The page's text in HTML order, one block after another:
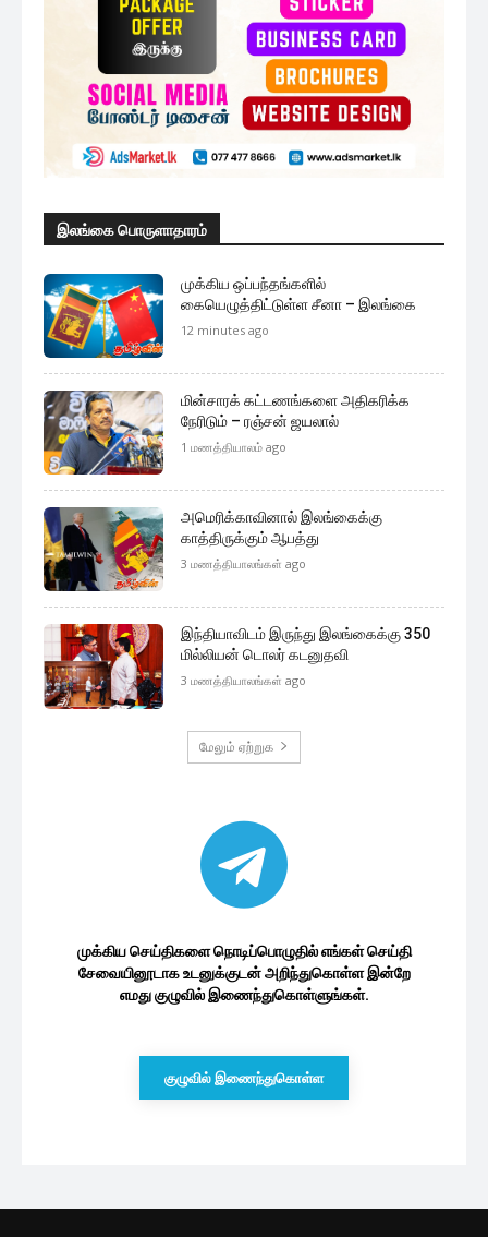
இலங்கை பொருளாதாரம்
முக்கிய ஒப்பந்தங்களில்
கையெழுத்திட்டுள்ள சீனா – இலங்கை
12 minutes ago
மின்சாரக் கட்டணங்களை அதிகரிக்க
நேரிடும் – ரஞ்சன் ஜயலால்
1 மணத்தியாலம் ago
அமெரிக்காவினால் இலங்கைக்கு
காத்திருக்கும் ஆபத்து
3 மணத்தியாலங்கள் ago
இந்தியாவிடம் இருந்து இலங்கைக்கு 350
மில்லியன் டொலர் கடனுதவி
3 மணத்தியாலங்கள் ago
மேலும் ஏற்றுக
முக்கிய செய்திகளை நொடிப்பொழுதில் எங்கள் செய்தி
சேவையினூடாக உடனுக்குடன் அறிந்துகொள்ள இன்றே
எமது குழுவில் இணைந்துகொள்ளுங்கள்.
குழுவில் இணைந்துகொள்ள